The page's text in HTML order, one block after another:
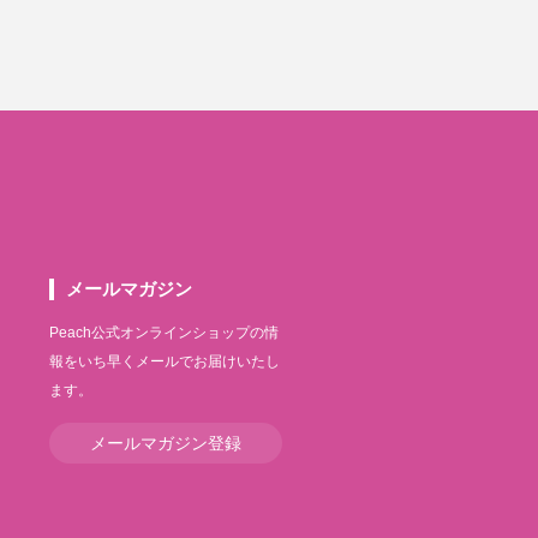
メールマガジン
Peach公式オンラインショップの情
報をいち早くメールでお届けいたし
ます。
メールマガジン登録